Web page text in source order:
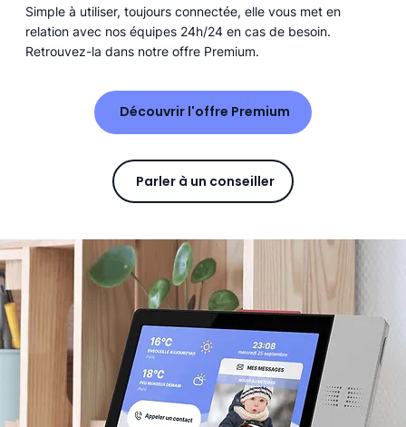
Simple à utiliser, toujours connectée, elle vous met en
relation avec nos équipes 24h/24 en cas de besoin.
Retrouvez-la dans notre offre Premium.
Découvrir l'offre Premium
Parler à un conseiller